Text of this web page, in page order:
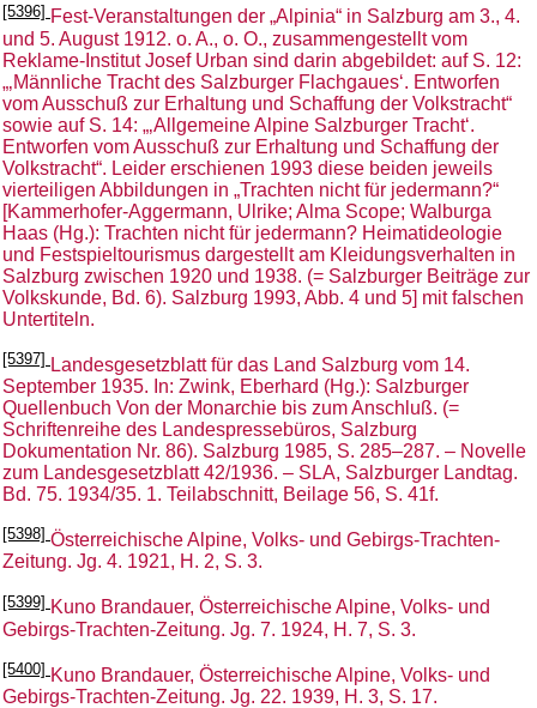
[5396] Fest-Veranstaltungen der „Alpinia“ in Salzburg am 3., 4.
und 5. August 1912. o. A., o. O., zusammengestellt vom
Reklame-Institut Josef Urban sind darin abgebildet: auf S. 12:
„‚Männliche Tracht des Salzburger Flachgaues‘. Entworfen
vom Ausschuß zur Erhaltung und Schaffung der Volkstracht“
sowie auf S. 14: „‚Allgemeine Alpine Salzburger Tracht‘.
Entworfen vom Ausschuß zur Erhaltung und Schaffung der
Volkstracht“. Leider erschienen 1993 diese beiden jeweils
vierteiligen Abbildungen in „Trachten nicht für jedermann?“
[Kammerhofer-Aggermann, Ulrike; Alma Scope; Walburga
Haas (Hg.): Trachten nicht für jedermann? Heimatideologie
und Festspieltourismus dargestellt am Kleidungsverhalten in
Salzburg zwischen 1920 und 1938. (= Salzburger Beiträge zur
Volkskunde, Bd. 6). Salzburg 1993, Abb. 4 und 5] mit falschen
Untertiteln.
[5397] Landesgesetzblatt für das Land Salzburg vom 14.
September 1935. In: Zwink, Eberhard (Hg.): Salzburger
Quellenbuch Von der Monarchie bis zum Anschluß. (=
Schriftenreihe des Landespressebüros, Salzburg
Dokumentation Nr. 86). Salzburg 1985, S. 285–287. – Novelle
zum Landesgesetzblatt 42/1936. – SLA, Salzburger Landtag.
Bd. 75. 1934/35. 1. Teilabschnitt, Beilage 56, S. 41f.
[5398] Österreichische Alpine, Volks- und Gebirgs-Trachten-
Zeitung. Jg. 4. 1921, H. 2, S. 3.
[5399] Kuno Brandauer, Österreichische Alpine, Volks- und
Gebirgs-Trachten-Zeitung. Jg. 7. 1924, H. 7, S. 3.
[5400] Kuno Brandauer, Österreichische Alpine, Volks- und
Gebirgs-Trachten-Zeitung. Jg. 22. 1939, H. 3, S. 17.